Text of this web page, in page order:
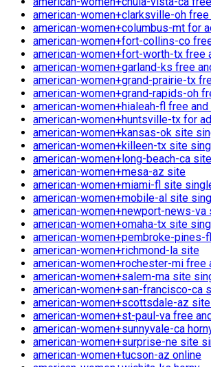
american-women+clarksville-oh
american-women+columbus-mt for
american-women+fort-collins-co
american-women+fort-worth-tx free
american-women+garland-ks free
american-women+grand-prairie-tx
american-women+grand-rapids-oh
american-women+hialeah-fl free
american-women+huntsville-tx for
american-women+kansas-ok site
american-women+killeen-tx site
american-women+long-beach-ca
american-women+mesa-az site
american-women+miami-fl site
american-women+mobile-al site
american-women+newport-news-va
american-women+omaha-tx site
american-women+pembroke-pines-
american-women+richmond-la site
american-women+rochester-mi free
american-women+salem-ma site
american-women+san-francisco-ca
american-women+scottsdale-az
american-women+st-paul-va free
american-women+sunnyvale-ca
american-women+surprise-ne site
american-women+tucson-az online